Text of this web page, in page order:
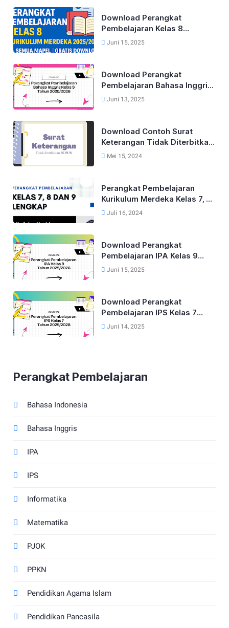
Download Perangkat
Pembelajaran Kelas 8
Kurikulum Merdeka Lengkap
Juni 15, 2025
Download Perangkat
Pembelajaran Bahasa Inggris
Lengkap Untuk Kelas 9 Tahun
Juni 13, 2025
Download Contoh Surat
Keterangan Tidak Diterbitkan
SKHUN Terbaru 2025
Mei 15, 2024
Perangkat Pembelajaran
Kurikulum Merdeka Kelas 7, 8
dan 9 Tahun 2024
Juli 16, 2024
Download Perangkat
Pembelajaran IPA Kelas 9
Kurikulum Merdeka Tahun
Juni 15, 2025
Download Perangkat
Pembelajaran IPS Kelas 7
Kurikulum Merdeka Tahun
Juni 14, 2025
Perangkat Pembelajaran
Bahasa Indonesia
Bahasa Inggris
IPA
IPS
Informatika
Matematika
PJOK
PPKN
Pendidikan Agama Islam
Pendidikan Pancasila